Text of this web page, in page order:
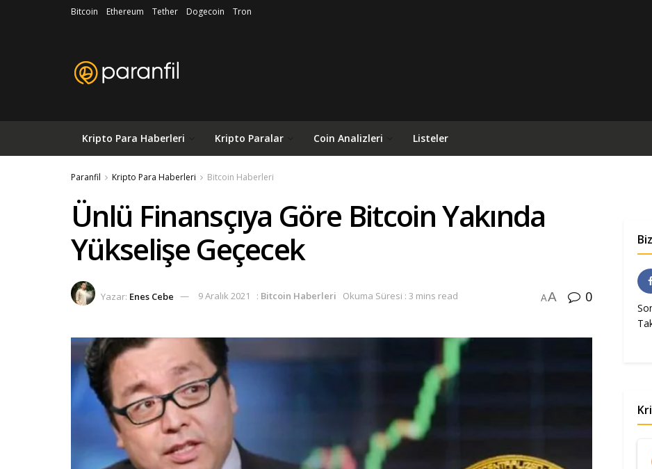
Bitcoin Ethereum Tether Dogecoin Tron
Kripto Para Haberleri Kripto Paralar Coin Analizleri Listeler
Paranfil Kripto Para Haberleri Bitcoin Haberleri
Ünlü Finansçıya Göre Bitcoin Yakında
Yükselişe Geçecek
Yazar: Enes Cebe 9 Aralık 2021 : Bitcoin Haberleri Okuma Süresi : 3 mins read AA 0